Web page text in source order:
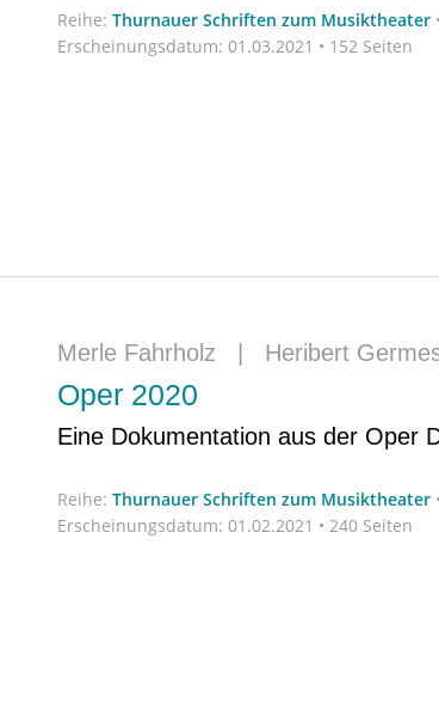
Reihe: Thurnauer Schriften zum Musiktheater •
Erscheinungsdatum: 01.03.2021 • 152 Seiten
Merle Fahrholz Heribert
Oper 2020
Eine Dokumentation aus der Oper
Reihe: Thurnauer Schriften zum Musiktheater •
Erscheinungsdatum: 01.02.2021 • 240 Seiten